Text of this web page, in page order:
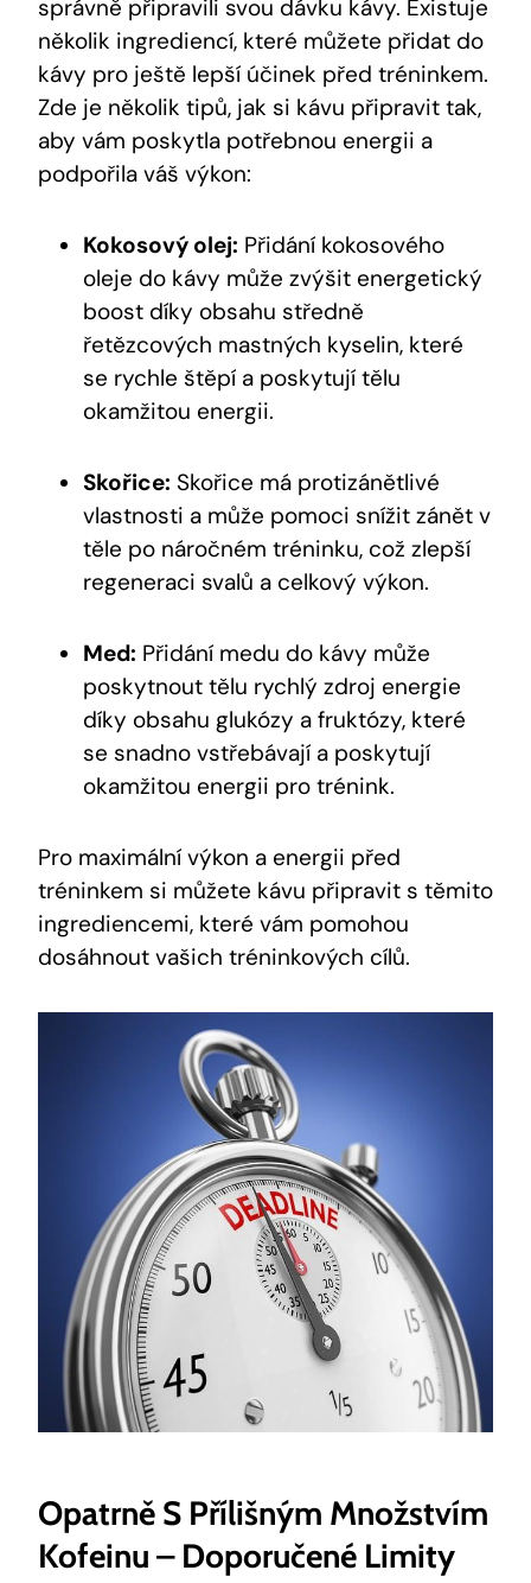
správně připravili⁣ svou dávku‍ kávy. Existuje
několik ingrediencí, které můžete přidat do
kávy ‌pro ještě⁣ lepší účinek⁣ před tréninkem.
Zde je několik tipů,⁣ jak si kávu připravit tak,
aby vám poskytla ⁣potřebnou energii a
podpořila váš ⁣výkon:
Kokosový ‌olej: Přidání kokosového
oleje do kávy může zvýšit energetický⁤
boost díky obsahu středně
řetězcových mastných ‌kyselin, které
se rychle⁤ štěpí ⁢a poskytují tělu
okamžitou energii.
Skořice: Skořice má protizánětlivé
vlastnosti a může pomoci​ snížit zánět v
⁢těle ⁤po náročném tréninku, což ‌zlepší
regeneraci svalů a ⁣celkový výkon.
Med: Přidání medu do kávy může
poskytnout tělu rychlý‍ zdroj ‍energie
díky obsahu⁣ glukózy a fruktózy, ⁣které
se snadno vstřebávají a poskytují
‍okamžitou energii pro trénink.
Pro maximální výkon a energii před‍
tréninkem si můžete kávu připravit s těmito
ingrediencemi, které vám pomohou
dosáhnout vašich tréninkových cílů.
Opatrně S Přílišným Množstvím
Kofeinu – Doporučené Limity